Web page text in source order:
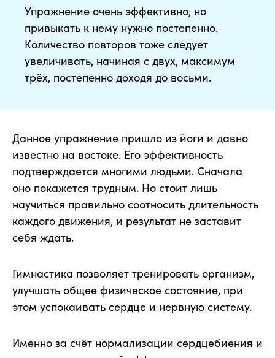
Упражнение очень эффективно, но
привыкать к нему нужно постепенно.
Количество повторов тоже следует
увеличивать, начиная с двух, максимум
трёх, постепенно доходя до восьми.
Данное упражнение пришло из йоги и давно
известно на востоке. Его эффективность
подтверждается многими людьми. Сначала
оно покажется трудным. Но стоит лишь
научиться правильно соотносить длительность
каждого движения, и результат не заставит
себя ждать.
Гимнастика позволяет тренировать организм,
улучшать общее физическое состояние, при
этом успокаивать сердце и нервную систему.
Именно за счёт нормализации сердцебиения и